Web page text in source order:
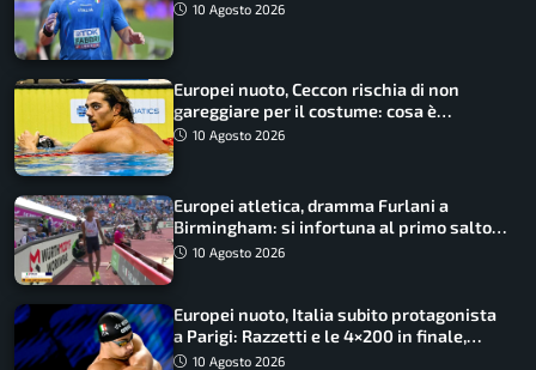
in finale col miglior risultato
10 Agosto 2026
Europei nuoto, Ceccon rischia di non
gareggiare per il costume: cosa è
successo
10 Agosto 2026
Europei atletica, dramma Furlani a
Birmingham: si infortuna al primo salto
ed esce in carrozzina
10 Agosto 2026
Europei nuoto, Italia subito protagonista
a Parigi: Razzetti e le 4×200 in finale,
Quadarella domina gli 800
10 Agosto 2026